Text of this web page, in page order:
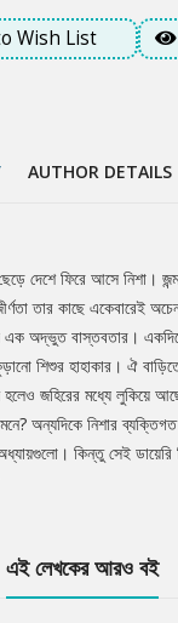
সেই ডায়েরি কি শুধুই
Wish List
AUTHOR DETAILS
দেশে ফিরে আসে নিশা।
তার কাছে একেবারেই
এক অদ্ভুত বাস্তবতার।
শিশুর হাহাকার। ঐ
হলেও জহিরের মধ্যে লুকিয়ে
অন্যদিকে নিশার
কিন্তু সেই ডায়েরি
এই লেখকের আরও বই